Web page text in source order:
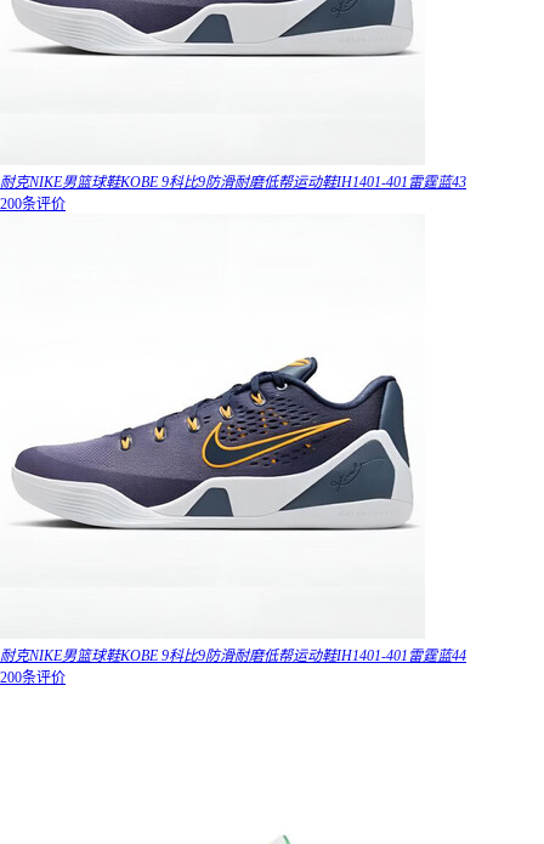
耐克NIKE男篮球鞋KOBE 9科比9防滑耐磨低帮运动鞋IH1401-401雷霆蓝43
200条评价
耐克NIKE男篮球鞋KOBE 9科比9防滑耐磨低帮运动鞋IH1401-401雷霆蓝44
200条评价